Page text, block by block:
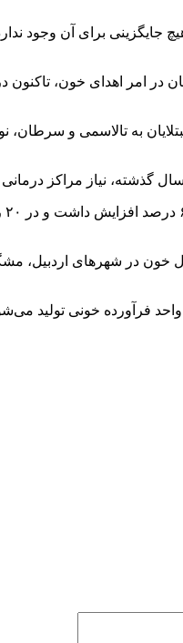
برای آن وجود
امر اهدای خون، تاکنون
به تالاسمی و سرطان،
گذشته، نیاز مراکز
خون در شهرهای اردبیل،